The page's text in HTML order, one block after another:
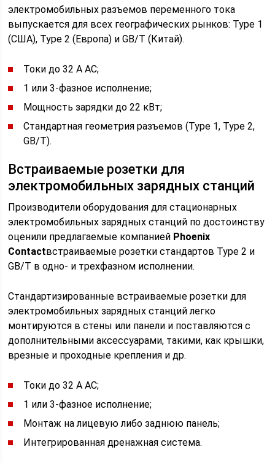
электромобильных разъемов переменного тока
выпускается для всех географических рынков: Type 1
(США), Type 2 (Европа) и GB/T (Китай).
Токи до 32 A AC;
1 или 3-фазное исполнение;
Мощность зарядки до 22 кВт;
Стандартная геометрия разъемов (Type 1, Type 2,
GB/T).
Встраиваемые розетки для
электромобильных зарядных станций
Производители оборудования для стационарных
электромобильных зарядных станций по достоинству
оценили предлагаемые компанией Phoenix
Contactвстраиваемые розетки стандартов Type 2 и
GB/T в одно- и трехфазном исполнении.
Стандартизированные встраиваемые розетки для
электромобильных зарядных станций легко
монтируются в стены или панели и поставляются с
дополнительными аксессуарами, такими, как крышки,
врезные и проходные крепления и др.
Токи до 32 A AC;
1 или 3-фазное исполнение;
Монтаж на лицевую либо заднюю панель;
Интегрированная дренажная система.